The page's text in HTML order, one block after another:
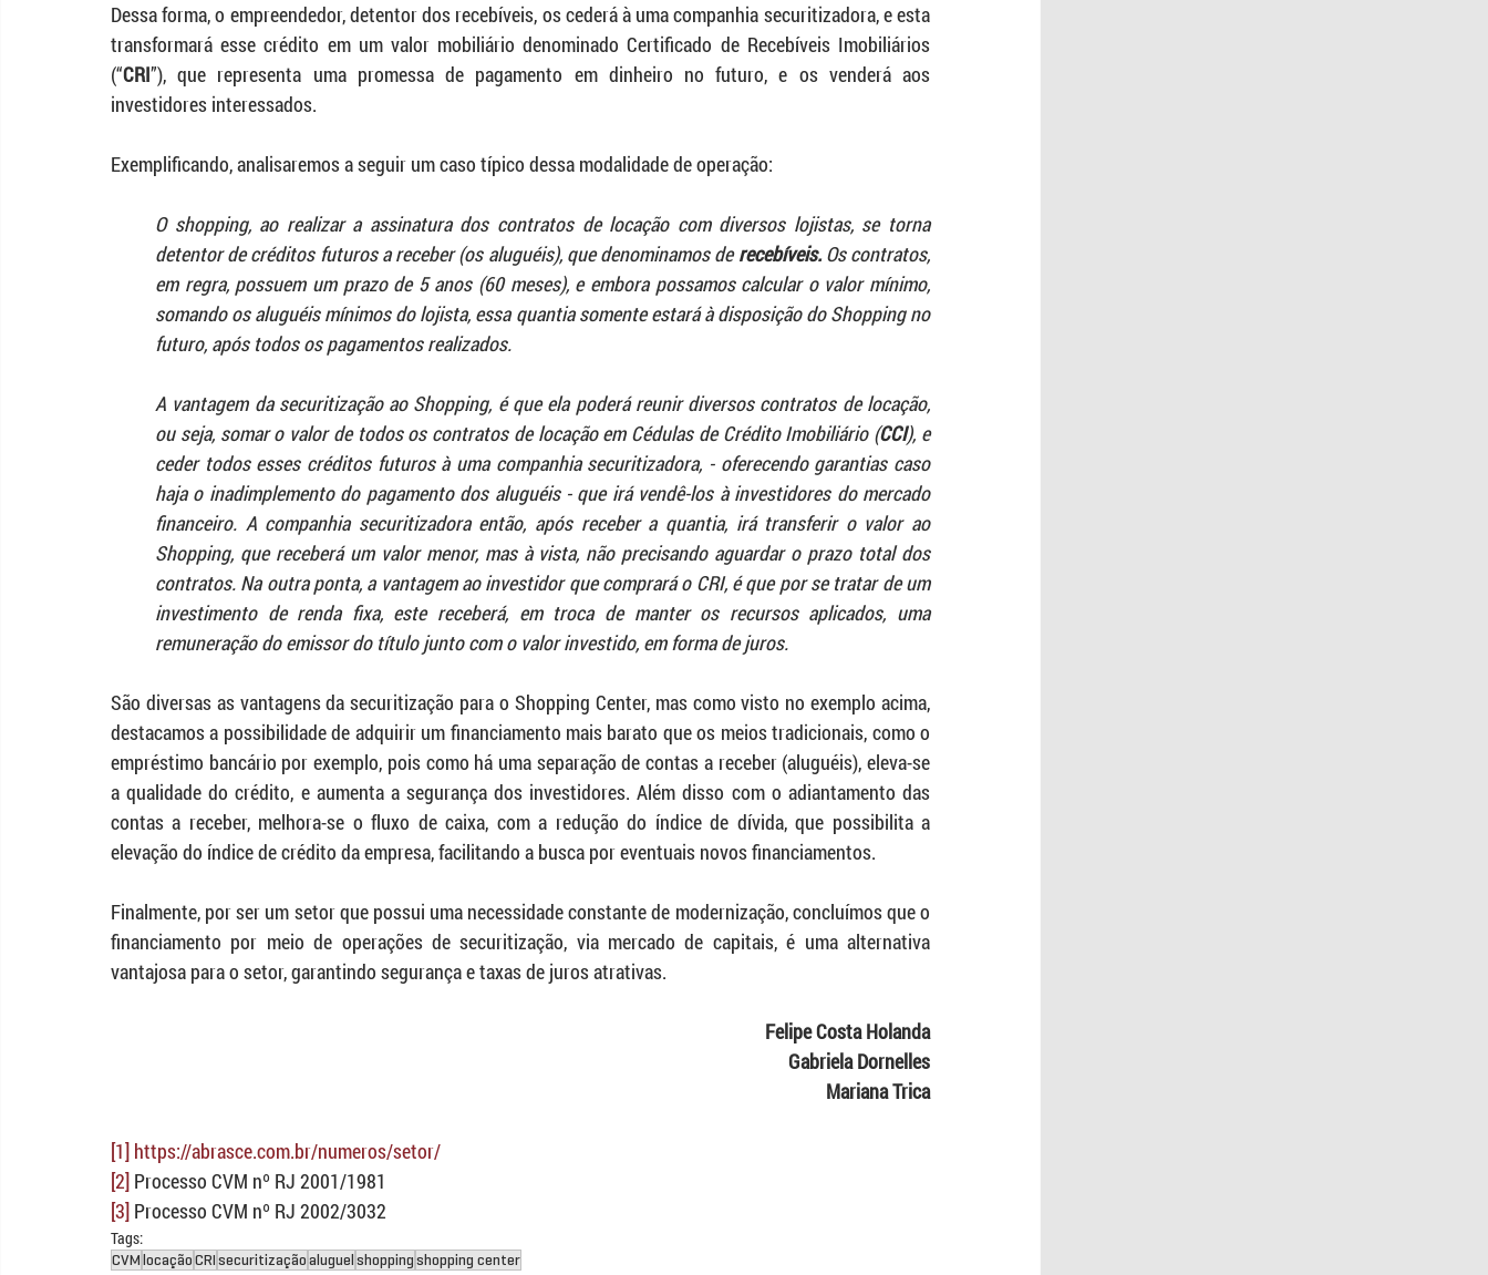
Dessa forma, o empreendedor, detentor dos recebíveis, os cederá à uma companhia securitizadora, e esta
transformará esse crédito em um valor mobiliário denominado Certificado de Recebíveis Imobiliários
(“CRI”), que representa uma promessa de pagamento em dinheiro no futuro, e os venderá aos
investidores interessados.
Exemplificando, analisaremos a seguir um caso típico dessa modalidade de operação:
O shopping, ao realizar a assinatura dos contratos de locação com diversos lojistas, se torna
detentor de créditos futuros a receber (os aluguéis), que denominamos de recebíveis. Os contratos,
em regra, possuem um prazo de 5 anos (60 meses), e embora possamos calcular o valor mínimo,
somando os aluguéis mínimos do lojista, essa quantia somente estará à disposição do Shopping no
futuro, após todos os pagamentos realizados.
A vantagem da securitização ao Shopping, é que ela poderá reunir diversos contratos de locação,
ou seja, somar o valor de todos os contratos de locação em Cédulas de Crédito Imobiliário (CCI), e
ceder todos esses créditos futuros à uma companhia securitizadora, - oferecendo garantias caso
haja o inadimplemento do pagamento dos aluguéis - que irá vendê-los à investidores do mercado
financeiro. A companhia securitizadora então, após receber a quantia, irá transferir o valor ao
Shopping, que receberá um valor menor, mas à vista, não precisando aguardar o prazo total dos
contratos. Na outra ponta, a vantagem ao investidor que comprará o CRI, é que por se tratar de um
investimento de renda fixa, este receberá, em troca de manter os recursos aplicados, uma
remuneração do emissor do título junto com o valor investido, em forma de juros.
São diversas as vantagens da securitização para o Shopping Center, mas como visto no exemplo acima,
destacamos a possibilidade de adquirir um financiamento mais barato que os meios tradicionais, como o
empréstimo bancário por exemplo, pois como há uma separação de contas a receber (aluguéis), eleva-se
a qualidade do crédito, e aumenta a segurança dos investidores. Além disso com o adiantamento das
contas a receber, melhora-se o fluxo de caixa, com a redução do índice de dívida, que possibilita a
elevação do índice de crédito da empresa, facilitando a busca por eventuais novos financiamentos.
Finalmente, por ser um setor que possui uma necessidade constante de modernização, concluímos que o
financiamento por meio de operações de securitização, via mercado de capitais, é uma alternativa
vantajosa para o setor, garantindo segurança e taxas de juros atrativas.
Felipe Costa Holanda
Gabriela Dornelles
Mariana Trica
[1] https://abrasce.com.br/numeros/setor/
[2] Processo CVM nº RJ 2001/1981
[3] Processo CVM nº RJ 2002/3032
Tags:
CVMlocaçãoCRIsecuritizaçãoaluguelshoppingshopping center